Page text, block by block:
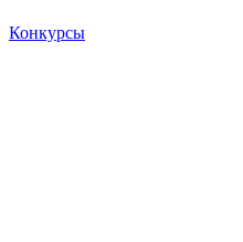
Конкурсы